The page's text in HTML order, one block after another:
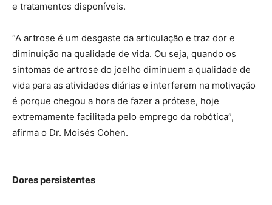
e tratamentos disponíveis.
“A artrose é um desgaste da articulação e traz dor e
diminuição na qualidade de vida. Ou seja, quando os
sintomas de artrose do joelho diminuem a qualidade de
vida para as atividades diárias e interferem na motivação
é porque chegou a hora de fazer a prótese, hoje
extremamente facilitada pelo emprego da robótica”,
afirma o Dr. Moisés Cohen.
Dores persistentes